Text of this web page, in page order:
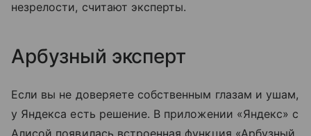
незрелости, считают эксперты.
Арбузный эксперт
Если вы не доверяете собственным глазам и ушам,
у Яндекса есть решение. В приложении «Яндекс» с